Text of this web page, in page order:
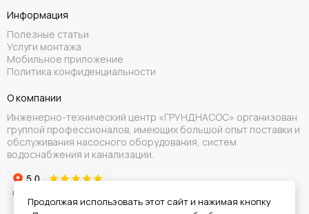
Информация
Полезные статьи
Услуги монтажа
Мобильное приложение
Политика конфиденциальности
О компании
Инженерно-технический центр «ГРУНДНАСОС» организован
группой профессионалов, имеющих большой опыт поставки и
обслуживания насосного оборудования, систем
водоснабжения и канализации.
Продолжая использовать этот сайт и нажимая кнопку